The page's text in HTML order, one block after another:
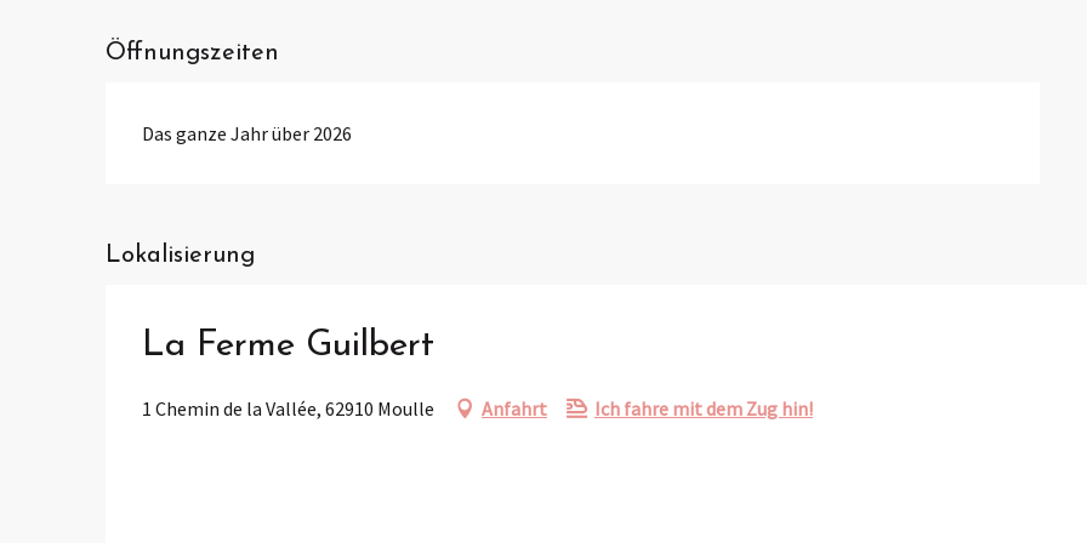
Öffnungszeiten
Das ganze Jahr über 2026
Lokalisierung
La Ferme Guilbert
1 Chemin de la Vallée, 62910 Moulle Anfahrt Ich fahre mit dem Zug hin!